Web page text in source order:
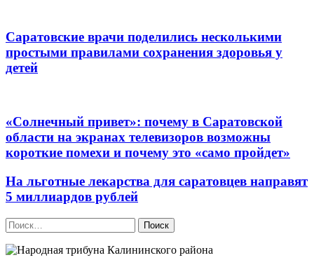
Саратовские врачи поделились несколькими
простыми правилами сохранения здоровья у
детей
«Солнечный привет»: почему в Саратовской
области на экранах телевизоров возможны
короткие помехи и почему это «само пройдет»
На льготные лекарства для саратовцев направят
5 миллиардов рублей
Найти: